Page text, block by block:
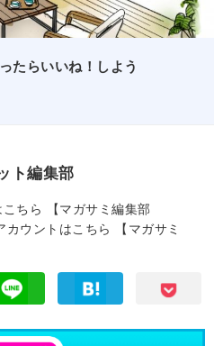
たらいいね！しよう
ト編集部
ちら
【マガサミ編集部
ウントはこちら
【マガサミ